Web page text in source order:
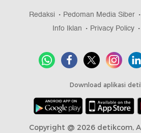
Redaksi Pedoman Media Siber
Info Iklan
Privacy Policy
Download aplikasi
Copyright @ 2026 detikcom,